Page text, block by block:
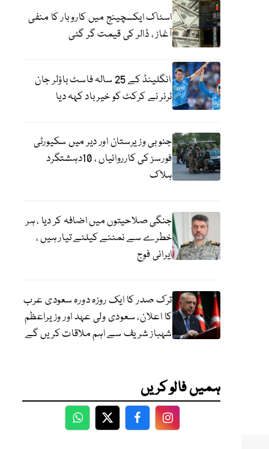
اسٹاک ایکسچینج میں کاروبار کا منفی
آغاز ، ڈالر کی قیمت گر گئی
انگلینڈ کے 25 سالہ فاسٹ باؤلر جان
ٹرنر نے کرکٹ کو خیر باد کہہ دیا
جنوبی وزیرستان اور دیر میں سکیورٹی
فورسز کی کارروائیاں ، 10دہشتگرد
ہلاک
جنگی صلاحیتوں میں اضافہ کر دیا ، ہر
خطرے سے نمٹنے کیلئے تیار ہیں ،
ایرانی فوج
ترک صدر کا ایک روزہ دورہ سعودی عرب
کا اعلان، سعودی ولی عہد اور وزیراعظم
شہباز شریف سے اہم ملاقات کریں گے
ہمیں فالو کریں
WhatsApp
TwitterFacebookFacebook